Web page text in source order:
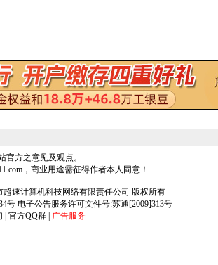
方之意见及观点。
，商业用途需征得作者本人同意！
超速计算机科技网络有限责任公司 版权所有
号 电子公告服务许可文件号:苏通[2009]313号
官方QQ群 广告服务